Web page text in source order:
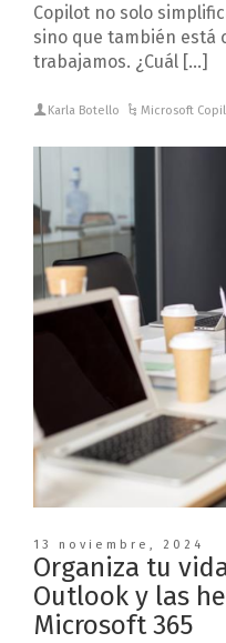
Copilot no solo
sino que también está
trabajamos. ¿Cuál […]
Karla Botello Microsoft
13 noviembre, 2024
Organiza tu
Outlook y las
Microsoft 365